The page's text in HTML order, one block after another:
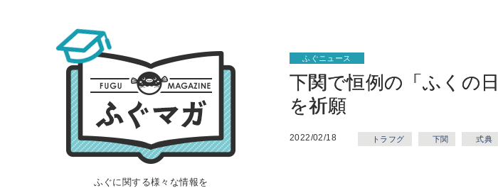
ふぐに関する様々な情報を
ふぐニュース
下関で恒例の「ふくの
を祈願
2022/02/18 トラフグ 下関 式典